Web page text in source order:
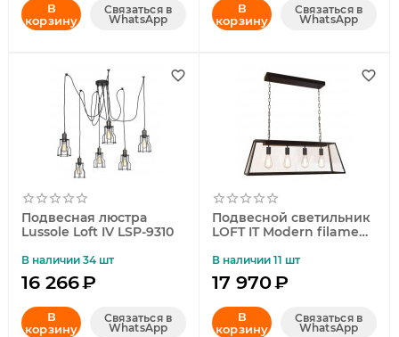
В
корзину
Связаться в
WhatsApp
В
корзину
Связаться в
WhatsApp
Подвесная люстра
Lussole Loft IV LSP-9310
В наличии 34 шт
16 266₽
В
корзину
Связаться в
WhatsApp
Подвесной светильник
LOFT IT Modern filament
В наличии 11 шт
17 970₽
В
корзину
Связаться в
WhatsApp